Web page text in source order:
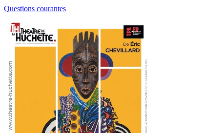
Questions courantes